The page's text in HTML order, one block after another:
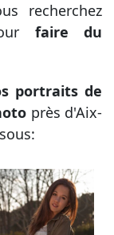
recherchez
faire du
portraits de
près d'Aix-